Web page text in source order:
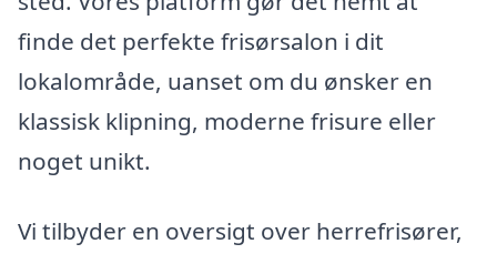
finde det perfekte frisørsalon i dit
lokalområde, uanset om du ønsker en
klassisk klipning, moderne frisure eller
noget unikt.
Vi tilbyder en oversigt over herrefrisører,